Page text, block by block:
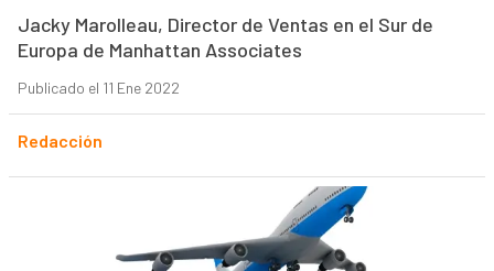
Jacky Marolleau, Director de Ventas en el Sur de
Europa de Manhattan Associates
Publicado el 11 Ene 2022
Redacción